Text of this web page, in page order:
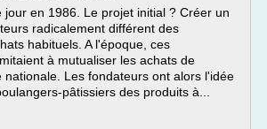
jour en 1986. Le projet initial ? Créer un
radicalement différent des
habituels. A l'époque, ces
à mutualiser les achats de
nationale. Les fondateurs ont alors l'idée
pâtissiers des produits à...